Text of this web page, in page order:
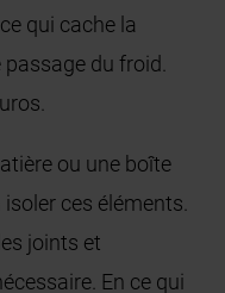
qui cache la
du froid.
ou une boîte
ces éléments.
joints et
En ce qui